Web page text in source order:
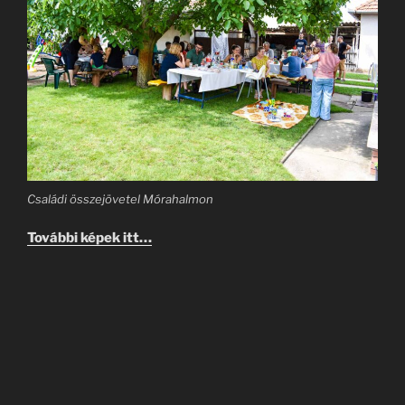
Családi összejövetel Mórahalmon
További képek itt…